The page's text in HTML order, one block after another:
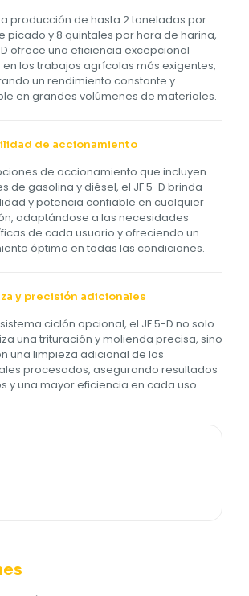
producción de hasta 2 toneladas por
picado y 8 quintales por hora de harina,
ofrece una eficiencia excepcional
en los trabajos agrícolas más exigentes,
un rendimiento constante y
en grandes volúmenes de materiales.
de accionamiento
de accionamiento que incluyen
de gasolina y diésel, el JF 5-D brinda
y potencia confiable en cualquier
adaptándose a las necesidades
de cada usuario y ofreciendo un
óptimo en todas las condiciones.
y precisión adicionales
ciclón opcional, el JF 5-D no solo
una trituración y molienda precisa, sino
una limpieza adicional de los
procesados, asegurando resultados
y una mayor eficiencia en cada uso.